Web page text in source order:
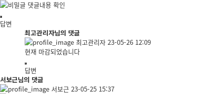
댓글내용 확인
답변
최고관리자님의 댓글
최고관리자 23-05-26 12:09
현재 마감되었습니다
답변
서보근님의 댓글
서보근 23-05-25 15:37